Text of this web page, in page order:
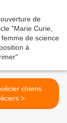
chiens
policiers >